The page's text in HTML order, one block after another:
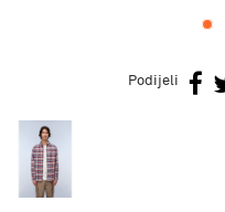
Podijeli